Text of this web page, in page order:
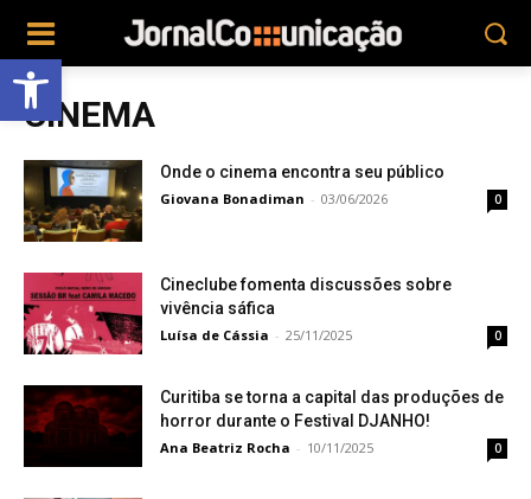
Abrir a barra de ferramentas
CINEMA
Onde o cinema encontra seu público
Giovana Bonadiman - 03/06/2026 0
Cineclube fomenta discussões sobre
vivência sáfica
Luísa de Cássia - 25/11/2025 0
Curitiba se torna a capital das produções de
horror durante o Festival DJANHO!
Ana Beatriz Rocha - 10/11/2025 0